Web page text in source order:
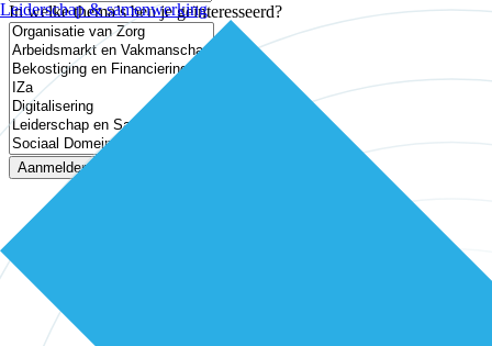
Leiderschap & samenwerking
In welke thema’s ben je geïnteresseerd?
Aanmelden